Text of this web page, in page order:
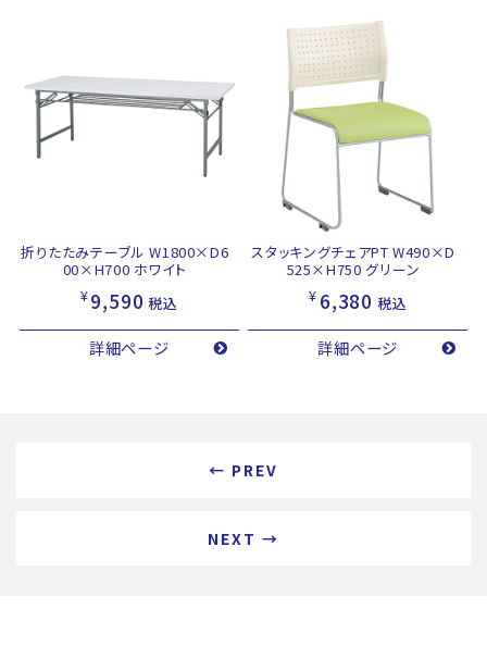
折りたたみテーブル W1800×D6
00×H700 ホワイト
¥9,590 税込
詳細ページ
スタッキングチェアPT W490×D
525×H750 グリーン
¥ 6,380 税込
詳細ページ
← PREV
NEXT →